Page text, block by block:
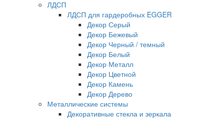
ЛДСП
ЛДСП для гардеробных EGGER
Декор Серый
Декор Бежевый
Декор Черный / темный
Декор Белый
Декор Металл
Декор Цветной
Декор Камень
Декор Дерево
Металлические системы
Декоративные стекла и зеркала